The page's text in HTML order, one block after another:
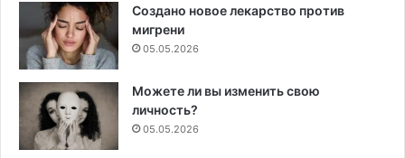
Создано новое лекарство против
мигрени
05.05.2026
Можете ли вы изменить свою
личность?
05.05.2026